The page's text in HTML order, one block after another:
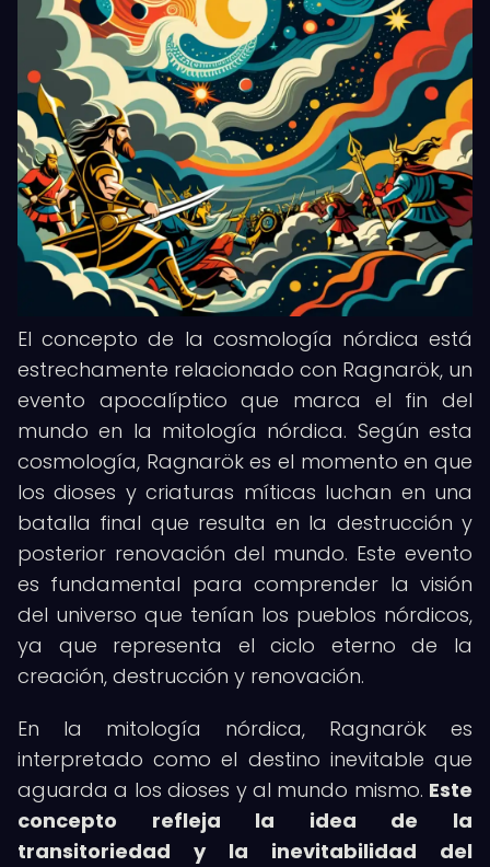
El concepto de la cosmología nórdica está
estrechamente relacionado con Ragnarök, un
evento apocalíptico que marca el fin del
mundo en la mitología nórdica. Según esta
cosmología, Ragnarök es el momento en que
los dioses y criaturas míticas luchan en una
batalla final que resulta en la destrucción y
posterior renovación del mundo. Este evento
es fundamental para comprender la visión
del universo que tenían los pueblos nórdicos,
ya que representa el ciclo eterno de la
creación, destrucción y renovación.
En la mitología nórdica, Ragnarök es
interpretado como el destino inevitable que
aguarda a los dioses y al mundo mismo. Este
concepto refleja la idea de la
transitoriedad y la inevitabilidad del